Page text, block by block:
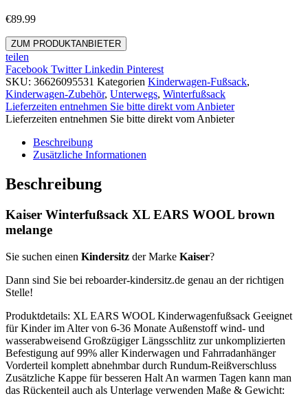
€89.99
ZUM PRODUKTANBIETER
teilen
Facebook TwitterLinkedin Pinterest
SKU: 36626095531 Kategorien Kinderwagen-Fußsack,
Kinderwagen-Zubehör, Unterwegs, Winterfußsack
Lieferzeiten entnehmen Sie bitte direkt vom Anbieter
Lieferzeiten entnehmen Sie bitte direkt vom Anbieter
Beschreibung
Zusätzliche Informationen
Beschreibung
Kaiser Winterfußsack XL EARS WOOL brown
melange
Sie suchen einen Kindersitz der Marke Kaiser?
Dann sind Sie bei reboarder-kindersitz.de genau an der richtigen
Stelle!
Produktdetails: XL EARS WOOL Kinderwagenfußsack Geeignet
für Kinder im Alter von 6-36 Monate Außenstoff wind- und
wasserabweisend Großzügiger Längsschlitz zur unkomplizierten
Befestigung auf 99% aller Kinderwagen und Fahrradanhänger
Vorderteil komplett abnehmbar durch Rundum-Reißverschluss
Zusätzliche Kappe für besseren Halt An warmen Tagen kann man
das Rückenteil auch als Unterlage verwenden Maße & Gewicht: